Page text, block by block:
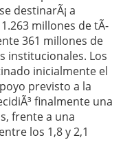
destinarÃ¡ a
millones de tÃ­
361 millones de
institucionales. Los
inicialmente el
previsto a la
finalmente una
frente a una
los 1,8 y 2,1